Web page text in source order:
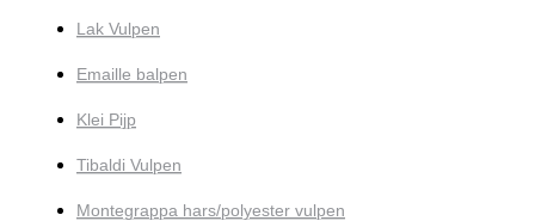
Lak Vulpen
Emaille balpen
Klei Pijp
Tibaldi Vulpen
Montegrappa hars/polyester vulpen